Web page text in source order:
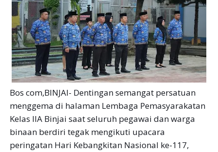
Bos com,BINJAI- Dentingan semangat persatuan
menggema di halaman Lembaga Pemasyarakatan
Kelas IIA Binjai saat seluruh pegawai dan warga
binaan berdiri tegak mengikuti upacara
peringatan Hari Kebangkitan Nasional ke-117,